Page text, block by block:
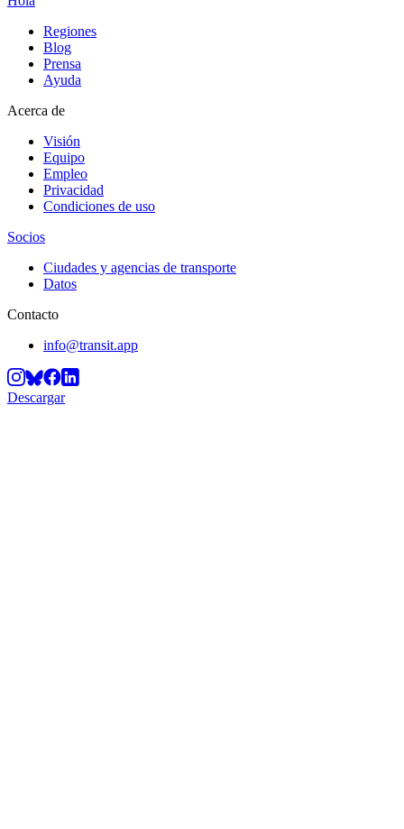
Regiones
Blog
Prensa
Ayuda
Acerca de
Visión
Equipo
Empleo
Privacidad
Condiciones de uso
Socios
Ciudades y agencias de transporte
Datos
Contacto
info@transit.app
Descargar